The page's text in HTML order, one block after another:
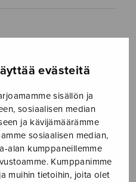
evästeitä
sisällön ja
sosiaalisen median
ja kävijämäärämme
sosiaalisen median,
alan kumppaneillemme
Kumppanimme
muihin tietoihin, joita olet
i julkvällen_S3228